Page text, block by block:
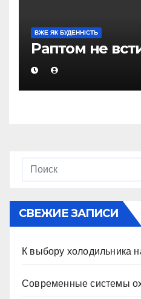
ВЖЕ ЯК БУДЕННІСТЬ
Раптом не
СВЕЖИЕ ЗАПИСИ
К выбору холодильника
Современные системы